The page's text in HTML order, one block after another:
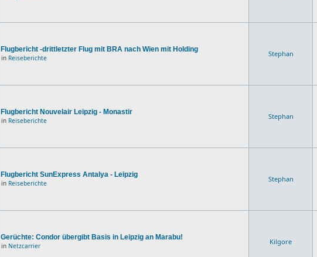
Flugbericht -drittletzter Flug mit BRA nach Wien mit Holding
in Reiseberichte Stephan
Flugbericht Nouvelair Leipzig - Monastir
in Reiseberichte Stephan
Flugbericht SunExpress Antalya - Leipzig
in Reiseberichte Stephan
Gerüchte: Condor übergibt Basis in Leipzig an Marabu!
in Netzcarrier Kilgore